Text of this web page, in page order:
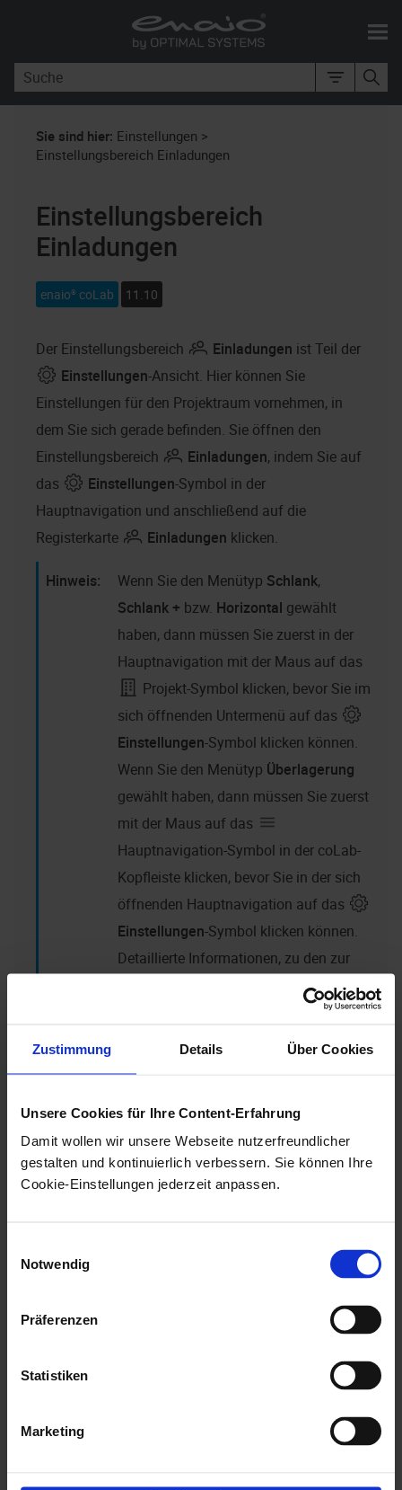
Zustimmung Details Über Cookies
Unsere Cookies für Ihre Content-Erfahrung
Damit wollen wir unsere Webseite nutzerfreundlicher
gestalten und kontinuierlich verbessern. Sie können Ihre
Cookie-Einstellungen jederzeit anpassen.
Notwendig
Präferenzen
Statistiken
Marketing
Zu Hauptinhalt springen
Sie sind hier: Einstellungen >
Einstellungsbereich Einladungen
Einstellungsbereich
Einladungen
enaio® coLab 11.10
Der Einstellungsbereich Einladungen ist Teil der
Einstellungen-Ansicht. Hier können Sie
Einstellungen für den Projektraum vornehmen, in
dem Sie sich gerade befinden. Sie öffnen den
Einstellungsbereich
Einladungen, indem Sie auf
das
Einstellungen-Symbol in der
Hauptnavigation und anschließend auf die
Registerkarte
Einladungen klicken.
Wenn Sie den Menütyp Schlank,
Schlank + bzw. Horizontal gewählt
haben, dann müssen Sie zuerst in der
Hauptnavigation mit der Maus auf das
Projekt-Symbol klicken, bevor Sie im
sich öffnenden Untermenü auf das
Einstellungen-Symbol klicken können.
Wenn Sie den Menütyp Überlagerung
gewählt haben, dann müssen Sie zuerst
mit der Maus auf das
Hauptnavigation-Symbol in der coLab-
Kopfleiste klicken, bevor Sie in der sich
öffnenden Hauptnavigation auf das
Einstellungen-Symbol klicken können.
Detaillierte Informationen, zu den zur
Verfügung stehenden Menütypen, finden
Benutzeroberfläche anpassen.
Der Einstellungsbereich Einladungenenthält eine
können Sie die Versand-E-Mail-Adressen, die
vorgesehenen Mitgliedsrollen, die Erstellungs- und die
Ablaufdaten sowie die Gültigkeitsstatus der
Einladungen entnehmen.
Einladungen
-Verwaltungsfunktionen zur Verfügung:
Diese Funktion ermöglicht externen Partnern und
coLab
-Benutzern den Zugang zu dem Projekt, in
dem die Einladung ausgesprochen wurde. Klicken
Einladungen
Plus-Schaltfläche 'Teilnehmer einladen'